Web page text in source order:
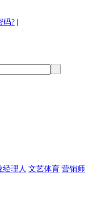
码? |
经理人 文艺体育 营销